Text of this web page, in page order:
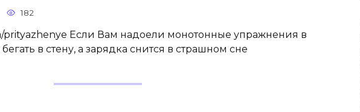
182
prityazhenye Если Вам надоели монотонные упражнения в
в стену, а зарядка снится в страшном сне